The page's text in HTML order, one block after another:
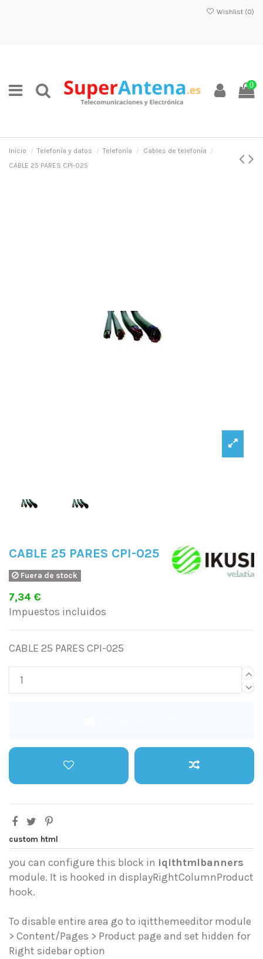
Wishlist (0)
0
Inicio Telefonía y datos Telefonía
Cables de telefonía
CABLE 25 PARES CPI-025
CABLE 25 PARES CPI-025
Fuera de stock
7,34 €
Impuestos incluidos
CABLE 25 PARES CPI-025
custom html
you can configure this block in iqithtmlbanners
module. It is hooked in displayRightColumnProduct
hook.
To disable entire area go to iqitthemeeditor module
> Content/Pages > Product page and set hidden for
Right sidebar option